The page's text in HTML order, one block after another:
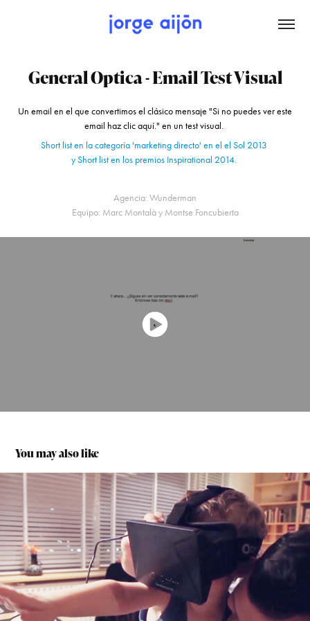
General Optica - Email Test Visual
Un email en el que convertimos el clásico mensaje "Si no puedes ver este
email haz clic aquí." en un test visual.
Short list en la categoría 'marketing directo' en el el Sol 2013
y Short list en los premios Inspirational 2014.
Agencia: Wunderman
Equipo: Marc Montalà y Montse Foncubierta
You may also like
General Optica - Una navidad como en casa